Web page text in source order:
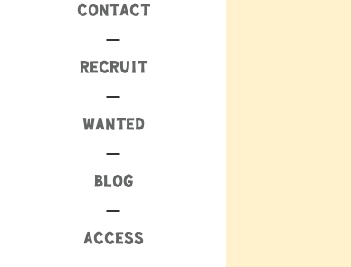
CONTACT
RECRUIT
WANTED
BLOG
ACCESS